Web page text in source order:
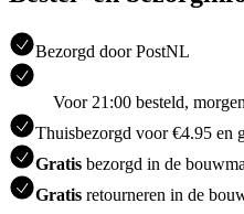
Bezorgd door PostNL
Voor 21:00 besteld,
Thuisbezorgd voor €4.95 en
Gratis bezorgd in de
Gratis retourneren in de